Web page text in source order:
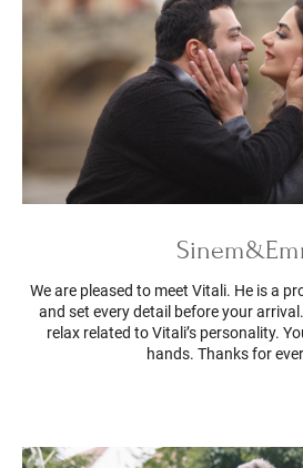
We are pleased to meet Vitali. He is a
and set every detail before your
relax related to Vitali’s personality.
hands. Thanks for